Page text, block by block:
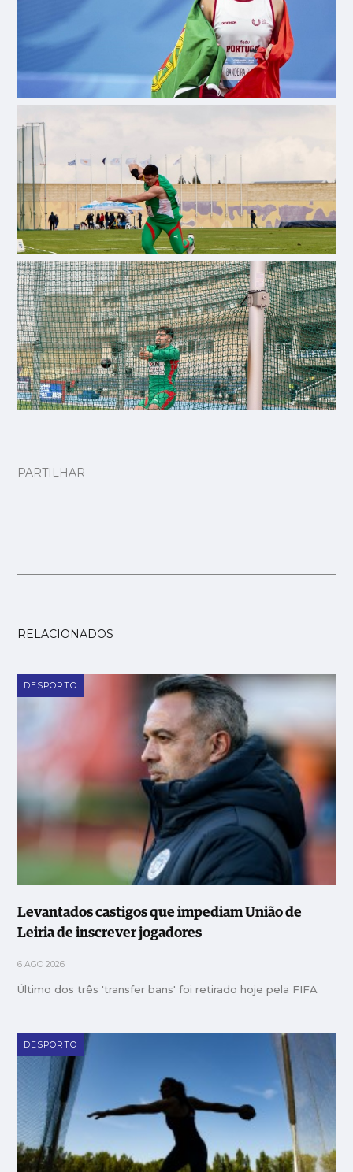
PARTILHAR
RELACIONADOS
DESPORTO
Levantados castigos que impediam União de
Leiria de inscrever jogadores
6 AGO 2026
Último dos três 'transfer bans' foi retirado hoje pela FIFA
DESPORTO